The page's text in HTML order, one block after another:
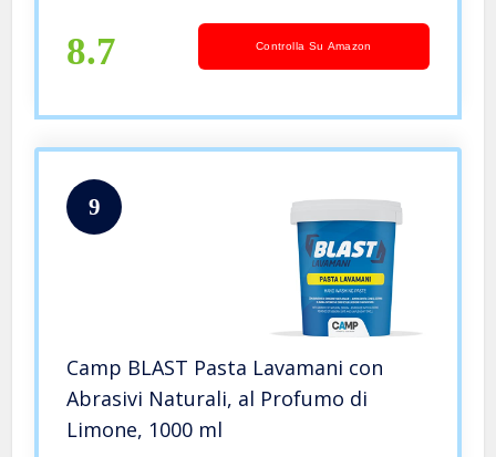
8.7 Controlla Su Amazon
9
Camp BLAST Pasta Lavamani con
Abrasivi Naturali, al Profumo di
Limone, 1000 ml